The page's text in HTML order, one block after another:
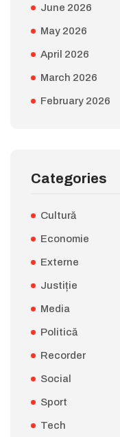
June 2026
May 2026
April 2026
March 2026
February 2026
Categories
Cultură
Economie
Externe
Justiție
Media
Politică
Recorder
Social
Sport
Tech